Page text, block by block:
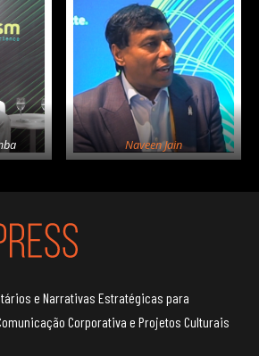
Naveen Jain
e Narrativas Estratégicas para
Corporativa e Projetos Culturais